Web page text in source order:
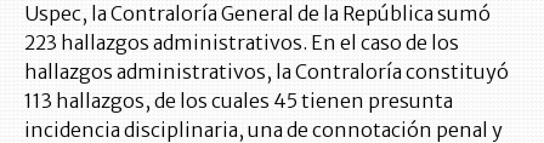
Uspec, la Contraloría General de la República sumó
223 hallazgos administrativos. En el caso de los
hallazgos administrativos, la Contraloría constituyó
113 hallazgos, de los cuales 45 tienen presunta
incidencia disciplinaria, una de connotación penal y